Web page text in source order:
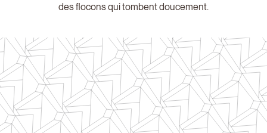
des flocons qui tombent doucement.